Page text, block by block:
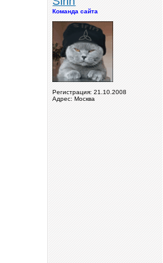
Команда сайта
Регистрация: 21.10.2008
Адрес: Москва